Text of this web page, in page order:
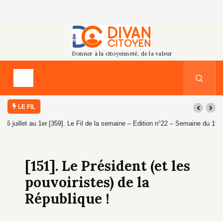
LE FIL
[359]. Le Fil de la semaine – Edition n°22 – Semaine du 19 au 25 juillet
[151]. Le Président (et les
pouvoiristes) de la
République !